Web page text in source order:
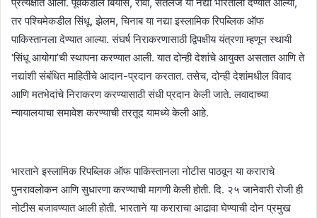
तर पश्चिमेकडील सिंधू, झेलम, चिनाब या नद्या इस्लामिक रिपब्लिक ऑफ
पाकिस्तानला देण्यात आल्या. संघर्ष निराकरणासाठी द्विपक्षीय यंत्रणा म्हणून स्थायी
‘सिंधू आयोगा’ची स्थापना करण्यात आली. यात दोन्ही देशांचे आयुक्त असतात आणि ते
नद्यांशी संबंधित माहितीचे आदान-प्रदान करतात. तसेच, दोन्ही देशांमधील विवाद
आणि मतभेदांचे निराकरण करण्यासाठी संधी प्रदान केली जाते. लवादाच्या
न्यायालयाचा समावेश करण्याची तरतूद यामध्ये केली आहे.
भारताने इस्लामिक रिपब्लिक ऑफ पाकिस्तानला नोटीस पाठवून या कराराचे
पुनरावलोकन आणि सुधारणा करण्याची मागणी केली होती. दि. २५ जानेवारी रोजी ही
नोटीस बजावण्यात आली होती. भारताने या कराराचा आढावा घेण्याची दोन प्रमुख